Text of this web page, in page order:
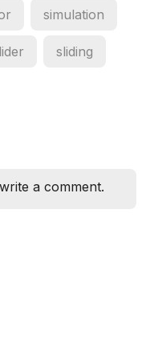
simulation
sliding
a comment.